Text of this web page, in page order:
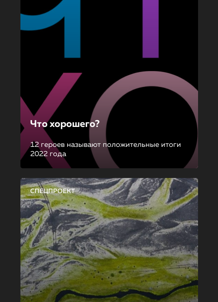
Что хорошего?
12 героев называют положительные итоги
2022 года
СПЕЦПРОЕКТ